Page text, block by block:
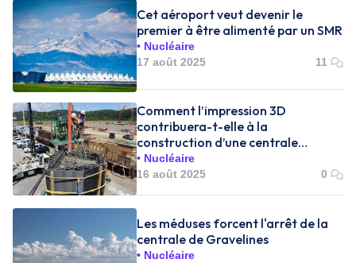
Cet aéroport veut devenir le
premier à être alimenté par un SMR
Nucléaire
17 août 2025
11
Comment l’impression 3D
contribuera-t-elle à la
construction d’une centrale
nucléaire ?
Nucléaire
16 août 2025
0
Les méduses forcent l'arrêt de la
centrale de Gravelines
Nucléaire